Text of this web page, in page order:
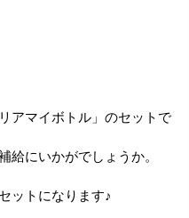
アマイボトル」のセットで
給にいかがでしょうか。
ットになります♪